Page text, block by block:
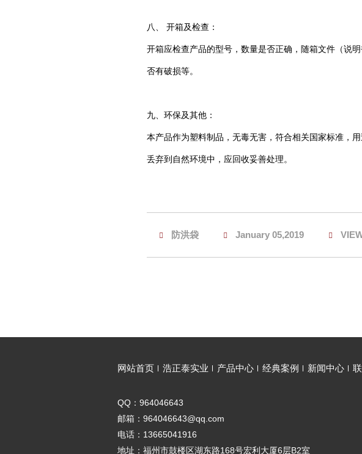
八、 开箱及检查：
开箱应检查产品的型号，数量是否正确，随箱文件（说
否有破损等。
九、环保及其他：
本产品作为塑料制品，无毒无害，符合相关国家标准，
丢弃到自然环境中，应回收妥善处理。
防洪袋 January 05,2019
网站首页 浩正泰实业 产品中心 经典案例 新闻中心
QQ：964046643
邮箱：964046643@qq.com
电话：13665041916
地址：福州市鼓楼区湖东路168号宏利大厦6层B2室